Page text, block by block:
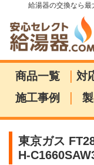
給湯器の交換なら
商品一覧 | 対
施工事例
|
東京ガス
H-